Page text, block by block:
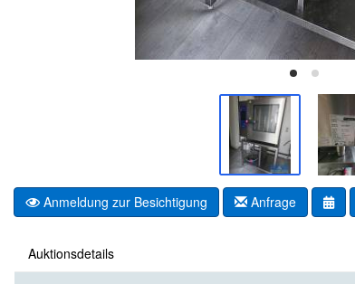
Anmeldung zur Besichtigung Anfrage
Auktionsdetails